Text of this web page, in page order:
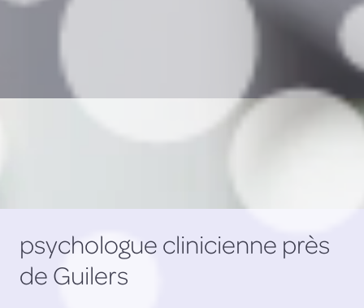
psychologue clinicienne près
de Guilers